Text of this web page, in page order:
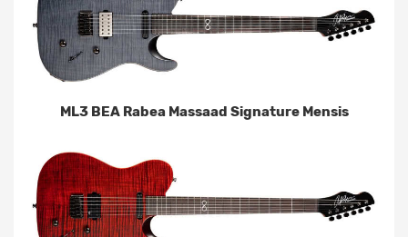
ML3 BEA Rabea Massaad Signature Mensis